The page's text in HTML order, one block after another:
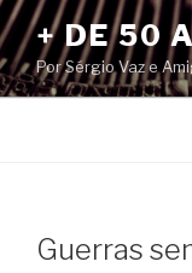
Pular
para
o
conteúdo
+ DE 50
Por Sérgio Vaz e
Guerras